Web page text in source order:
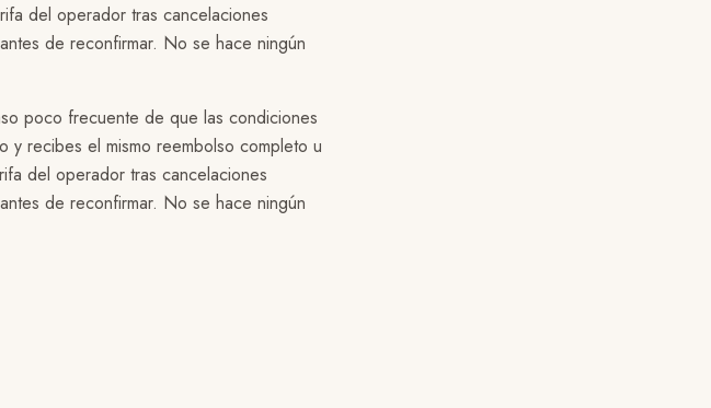
del operador tras cancelaciones
de reconfirmar. No se hace ningún
poco frecuente de que las condiciones
y recibes el mismo reembolso completo u
del operador tras cancelaciones
de reconfirmar. No se hace ningún